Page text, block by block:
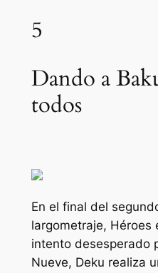
5
Dando a
todos
En el final del
largometraje, Héroes
intento desesperado
Nueve, Deku realiza